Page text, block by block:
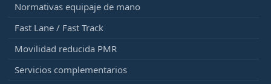
Normativas equipaje de mano
Fast Lane / Fast Track
Movilidad reducida PMR
Servicios complementarios